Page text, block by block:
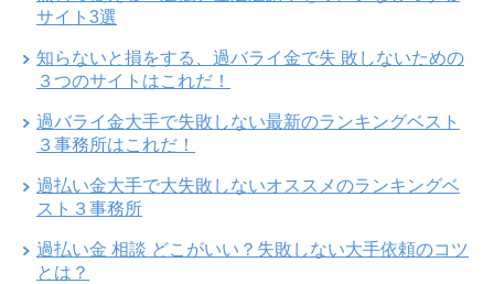
サイト3選
知らないと損をする、過バライ金で失 敗しないための
３つのサイトはこれだ！
過バライ金大手で失敗しない最新のランキングベスト
３事務所はこれだ！
過払い金大手で大失敗しないオススメのランキングベ
スト３事務所
過払い金 相談 どこがいい？失敗しない大手依頼のコツ
とは？